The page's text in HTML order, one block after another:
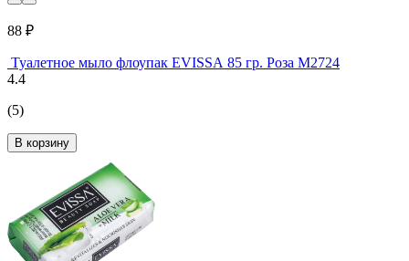
88 ₽
Туалетное мыло флоупак EVISSА 85 гр. Роза М2724
4.4
(5)
В корзину